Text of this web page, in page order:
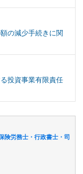
の減少手続きに関
投資事業有限責任
険労務士・行政書士・司